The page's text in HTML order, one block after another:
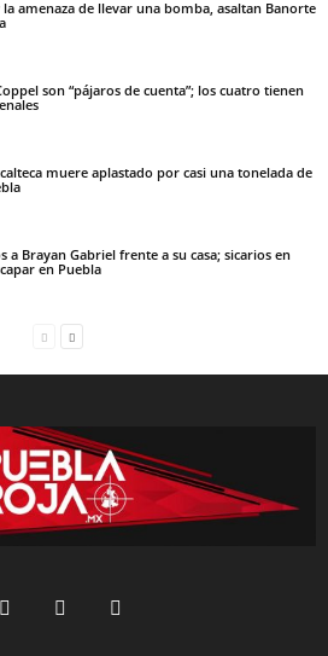
amenaza de llevar una bomba, asaltan Banorte
son “pájaros de cuenta”; los cuatro tienen
muere aplastado por casi una tonelada de
a Brayan Gabriel frente a su casa; sicarios en
en Puebla